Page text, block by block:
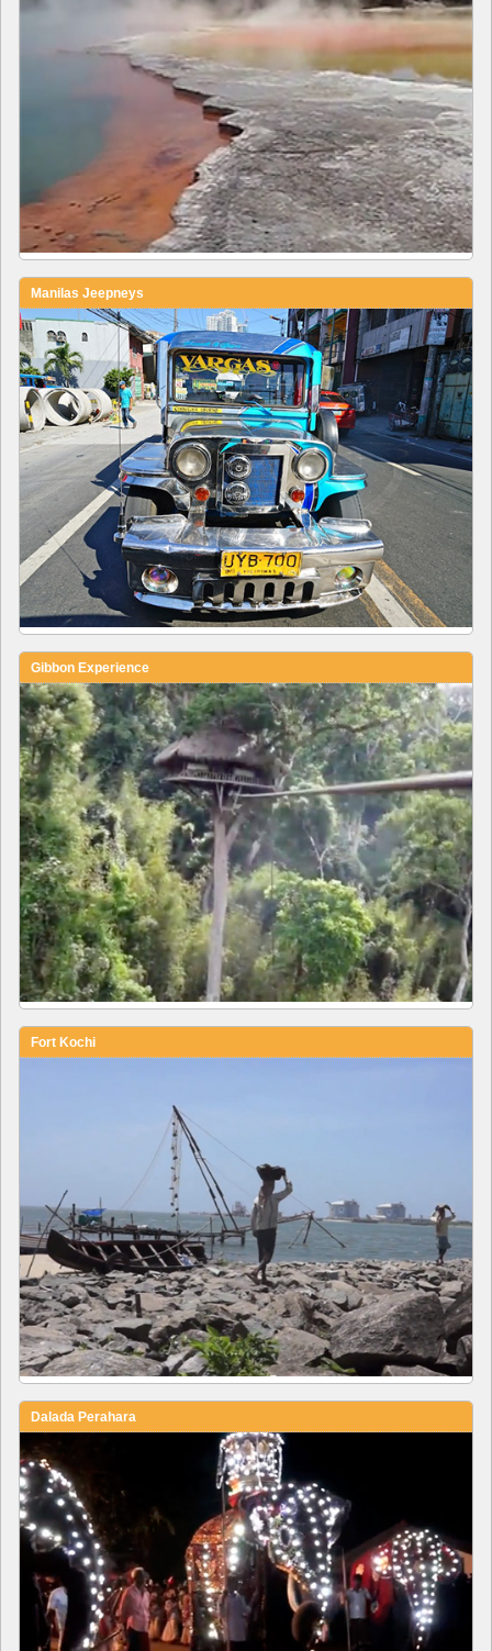
Manilas Jeepneys
Gibbon Experience
Fort Kochi
Dalada Perahara